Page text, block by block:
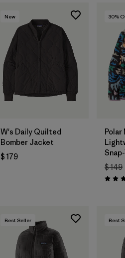
New
W's Daily Quilted
Bomber Jacket
$ 179
30%
Polar
$ 149
Best Seller Best